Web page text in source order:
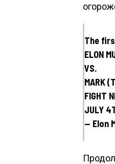
The
ELON
VS.
MARK
FIGHT
JULY
— Elon